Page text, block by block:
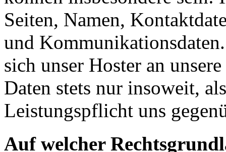
Seiten, Namen,
und
sich unser Hoster an
Daten stets nur insoweit,
Leistungspflicht uns
Auf welcher